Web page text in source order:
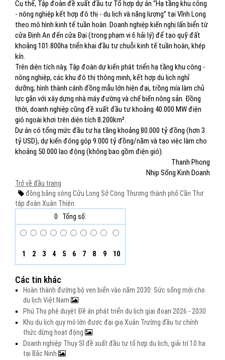
Cụ thể, Tập đoàn đề xuất đầu tư Tổ hợp dự án “Hạ tầng khu công
- nông nghiệp kết hợp đô thị - du lịch và năng lượng” tại Vĩnh Long
theo mô hình kinh tế tuần hoàn. Doanh nghiệp kiến nghị lấn biển từ
cửa Định An đến cửa Đại (trong phạm vi 6 hải lý) để tạo quỹ đất
khoảng 101.800ha triển khai đầu tư chuỗi kinh tế tuần hoàn, khép
kín.
Trên diện tích này, Tập đoàn dự kiến phát triển hạ tầng khu công -
nông nghiệp, các khu đô thị thông minh, kết hợp du lịch nghỉ
dưỡng; hình thành cánh đồng mẫu lớn hiện đại, trồng mía làm chủ
lực gắn với xây dựng nhà máy đường và chế biến nông sản. Đồng
thời, doanh nghiệp cũng đề xuất đầu tư khoảng 40.000 MW điện
gió ngoài khơi trên diện tích 8.200km².
Dự án có tổng mức đầu tư hạ tầng khoảng 80.000 tỷ đồng (hơn 3
tỷ USD), dự kiến đóng góp 9.000 tỷ đồng/năm và tạo việc làm cho
khoảng 50.000 lao động (không bao gồm điện gió).
Thanh Phong
Nhịp Sống Kinh Doanh
Trở về đầu trang
đồng bằng sông Cửu Long Sở Công Thương thành phố Cần Thơ
tập đoàn Xuân Thiện
0
Tổng số:
1 2 3 4 5 6 7 8 9 10
Các tin khác
Hoàn thành đường bộ ven biển vào năm 2030: Sức sống mới cho
du lịch Việt Nam
Phú Thọ phê duyệt Đề án phát triển du lịch giai đoạn 2026 - 2030
Khu du lịch quy mô lớn được đại gia Xuân Trường đầu tư chính
thức dừng hoạt động
Doanh nghiệp Thụy Sĩ đề xuất đầu tư tổ hợp du lịch, giải trí 10 ha
tại Bắc Ninh